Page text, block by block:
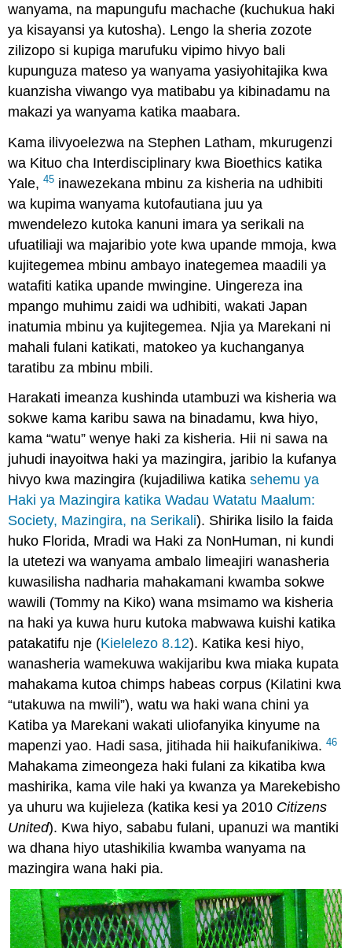
wanyama, na mapungufu machache (kuchukua haki
ya kisayansi ya kutosha). Lengo la sheria zozote
zilizopo si kupiga marufuku vipimo hivyo bali
kupunguza mateso ya wanyama yasiyohitajika kwa
kuanzisha viwango vya matibabu ya kibinadamu na
makazi ya wanyama katika maabara.
Kama ilivyoelezwa na Stephen Latham, mkurugenzi
wa Kituo cha Interdisciplinary kwa Bioethics katika
Yale,45 inawezekana mbinu za kisheria na udhibiti
wa kupima wanyama kutofautiana juu ya
mwendelezo kutoka kanuni imara ya serikali na
ufuatiliaji wa majaribio yote kwa upande mmoja, kwa
kujitegemea mbinu ambayo inategemea maadili ya
watafiti katika upande mwingine. Uingereza ina
mpango muhimu zaidi wa udhibiti, wakati Japan
inatumia mbinu ya kujitegemea. Njia ya Marekani ni
mahali fulani katikati, matokeo ya kuchanganya
taratibu za mbinu mbili.
Harakati imeanza kushinda utambuzi wa kisheria wa
sokwe kama karibu sawa na binadamu, kwa hiyo,
kama “watu” wenye haki za kisheria. Hii ni sawa na
juhudi inayoitwa haki ya mazingira, jaribio la kufanya
hivyo kwa mazingira (kujadiliwa katikasehemu ya
Haki ya Mazingira katika Wadau Watatu Maalum:
Society, Mazingira, na Serikali). Shirika lisilo la faida
huko Florida, Mradi wa Haki za NonHuman, ni kundi
la utetezi wa wanyama ambalo limeajiri wanasheria
kuwasilisha nadharia mahakamani kwamba sokwe
wawili (Tommy na Kiko) wana msimamo wa kisheria
na haki ya kuwa huru kutoka mabwawa kuishi katika
patakatifu nje (Kielelezo 8.12). Katika kesi hiyo,
wanasheria wamekuwa wakijaribu kwa miaka kupata
mahakama kutoa chimps habeas corpus (Kilatini kwa
“utakuwa na mwili”), watu wa haki wana chini ya
Katiba ya Marekani wakati uliofanyika kinyume na
mapenzi yao. Hadi sasa, jitihada hii haikufanikiwa.46
Mahakama zimeongeza haki fulani za kikatiba kwa
mashirika, kama vile haki ya kwanza ya Marekebisho
ya uhuru wa kujieleza (katika kesi ya 2010 Citizens
United). Kwa hiyo, sababu fulani, upanuzi wa mantiki
wa dhana hiyo utashikilia kwamba wanyama na
mazingira wana haki pia.